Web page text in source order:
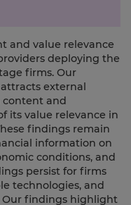
and value relevance
deploying the
firms. Our
external
and
its value relevance in
findings remain
information on
conditions, and
persist for firms
technologies, and
Our findings highlight